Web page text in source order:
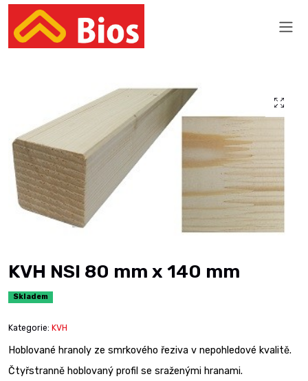
KVH NSI 80 mm x 140 mm
Skladem
Kategorie: KVH
Hoblované hranoly ze smrkového řeziva v nepohledové kvalitě.
Čtyřstranně hoblovaný profil se sraženými hranami.